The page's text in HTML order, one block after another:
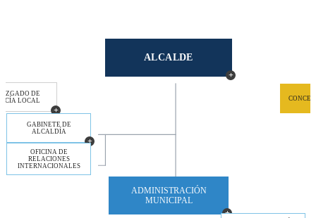
ALCALDE
DE
LOCAL
GABINETE DE
ALCALDÍA
OFICINA DE
RELACIONES
INTERNACIONALES
ADMINISTRACIÓN
MUNICIPAL